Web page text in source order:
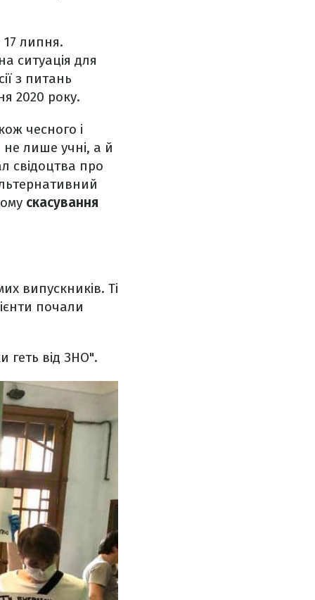
17 липня.
ситуація для
з питань
2020 року.
чесного і
не лише учні, а й
свідоцтва про
скасування
випускників. Ті
почали
від ЗНО".